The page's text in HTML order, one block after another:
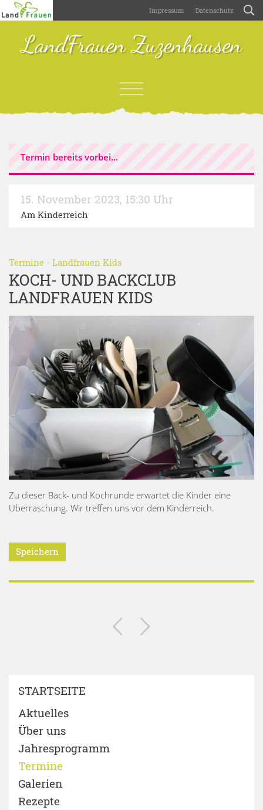
Impressum Datenschutz
LandFrauen Zuzenhausen
Termin bereits vorbei...
15. November 2023, 15:30 Uhr
Am Kinderreich
Termine - Landfrauen Kids
KOCH- UND BACKCLUB
LANDFRAUEN KIDS
Zu dieser Back- und Kochrunde erwartet die Kinder eine
Überraschung. Wir treffen uns vor dem Kinderreich.
Speichern
STARTSEITE
Aktuelles
Über uns
Jahresprogramm
Termine
Galerien
Rezepte